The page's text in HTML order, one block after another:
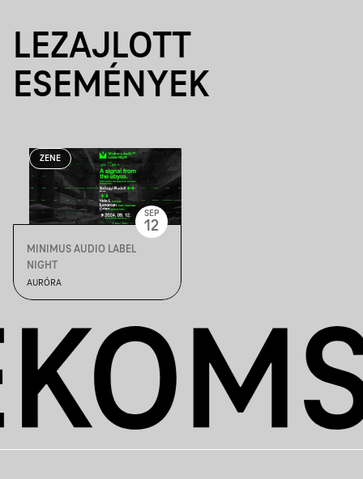
LEZAJLOTT
ESEMÉNYEK
ZENE
MINIMUS AUDIO LABEL
NIGHT
AURÓRA
SEP
12